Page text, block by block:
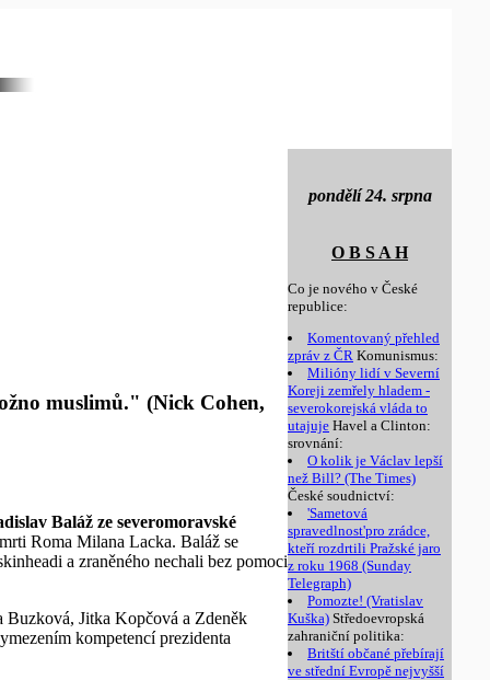
pondělí 24. srpna
O B S A H
Co je nového v České
republice:
Komentovaný přehled
zpráv z ČR Komunismus:
Milióny lidí v Severní
Koreji zemřely hladem -
severokorejská vláda to
utajuje Havel a Clinton:
srovnání:
O kolik je Václav lepší
než Bill? (The Times)
České soudnictví:
'Sametová
spravedlnost'pro zrádce,
kteří rozdrtili Pražské jaro
z roku 1968 (Sunday
Telegraph)
Pomozte! (Vratislav
Kuška) Středoevropská
zahraniční politika:
Britští občané přebírají
ve střední Evropě nejvyšší
muslimů." (Nick Cohen,
Baláž ze severomoravské
Roma Milana Lacka. Baláž se
a zraněného nechali bez pomoci
Buzková, Jitka Kopčová a Zdeněk
kompetencí prezidenta